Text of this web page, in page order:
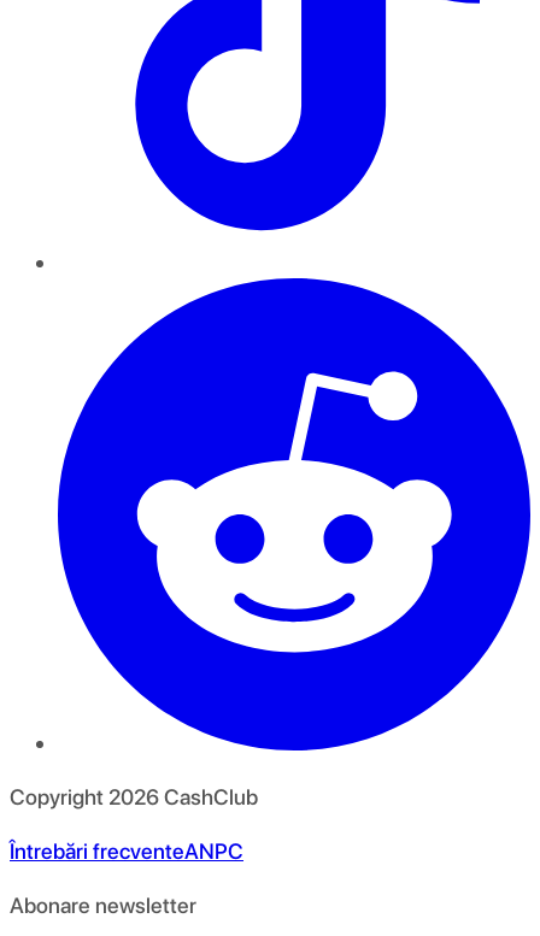
Copyright 2026CashClub
Întrebări frecventeANPC
Abonare newsletter